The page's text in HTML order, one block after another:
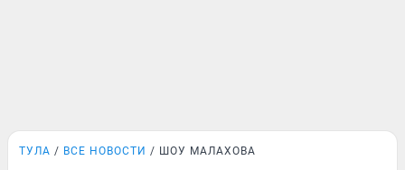
ТУЛА ВСЕ НОВОСТИ ШОУ МАЛАХОВА